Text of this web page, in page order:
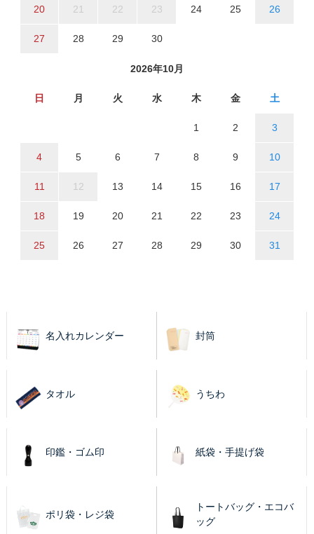
20 21 22 23 24 25 26
27 28 29 30
2026年10月
日 月 火 水 木 金 土
1 2 3
4 5 6 7 8 9 10
11 12 13 14 15 16 17
18 19 20 21 22 23 24
25 26 27 28 29 30 31
名入れカレンダー 封筒
タオル うちわ
印鑑・ゴム印 紙袋・手提げ袋
ポリ袋・レジ袋
トートバッグ・エコバ
ッグ